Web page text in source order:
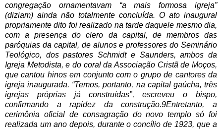
congregação ornamentavam “a mais formosa igreja”
(diziam) ainda não totalmente concluída. O ato inaugural
propriamente dito foi realizado na tarde daquele mesmo dia,
com a presença do clero da capital, de membros das
paróquias da capital, de alunos e professores do Seminário
Teológico, dos pastores Schmidt e Saunders, ambos da
Igreja Metodista, e do coral da Associação Cristã de Moços,
que cantou hinos em conjunto com o grupo de cantores da
igreja inaugurada. “Temos, portanto, na capital gaúcha, três
igrejas próprias já construídas”, escreveu o bispo,
confirmando a rapidez da construção.9Entretanto, a
cerimônia oficial de consagração do novo templo só foi
realizada um ano depois, durante o concílio de 1923, que a